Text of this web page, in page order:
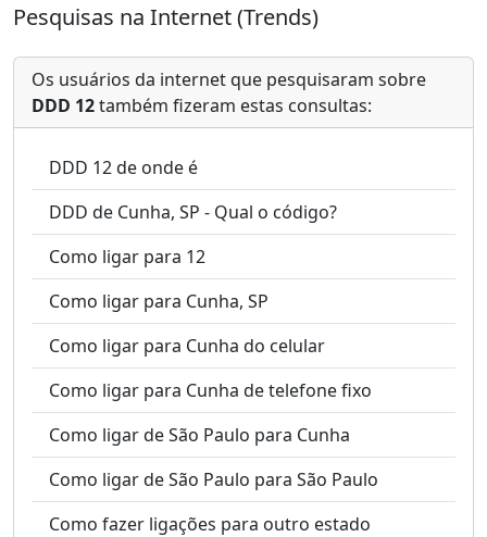
Pesquisas na Internet (Trends)
Os usuários da internet que pesquisaram sobre
DDD 12também fizeram estas consultas:
DDD 12 de onde é
DDD de Cunha, SP - Qual o código?
Como ligar para 12
Como ligar para Cunha, SP
Como ligar para Cunha do celular
Como ligar para Cunha de telefone fixo
Como ligar de São Paulo para Cunha
Como ligar de São Paulo para São Paulo
Como fazer ligações para outro estado